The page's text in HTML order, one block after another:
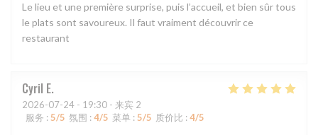
Le lieu et une première surprise, puis l’accueil, et bien sûr tous
le plats sont savoureux. Il faut vraiment découvrir ce
restaurant
Cyril E
2026-07-24 - 19:30 - 来宾 2
服务 : 5/5 氛围 : 4/5 菜单 : 5/5 质价比 : 4/5